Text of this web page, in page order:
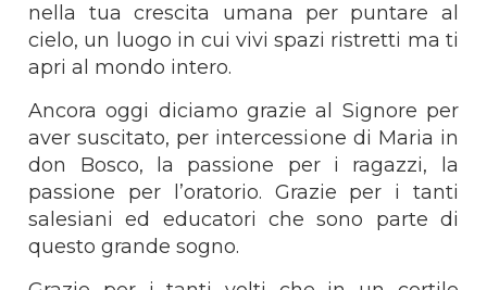
nella tua crescita umana per puntare al
cielo, un luogo in cui vivi spazi ristretti ma ti
apri al mondo intero.
Ancora oggi diciamo grazie al Signore per
aver suscitato, per intercessione di Maria in
don Bosco, la passione per i ragazzi, la
passione per l’oratorio. Grazie per i tanti
salesiani ed educatori che sono parte di
questo grande sogno.